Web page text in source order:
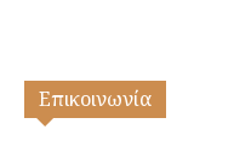
Επικοινωνία